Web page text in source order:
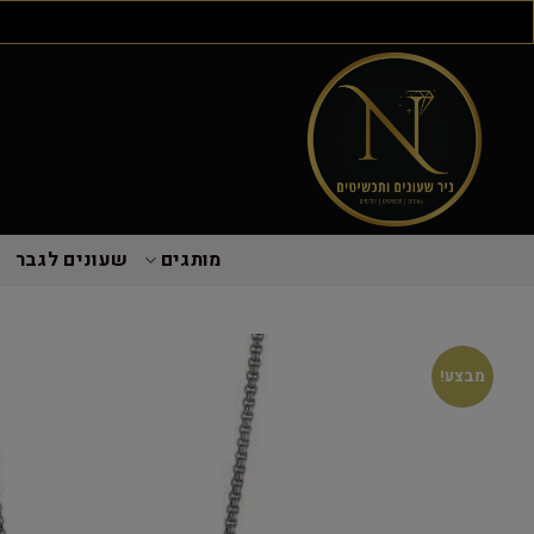
מותגים שעונים לגבר
מבצע!